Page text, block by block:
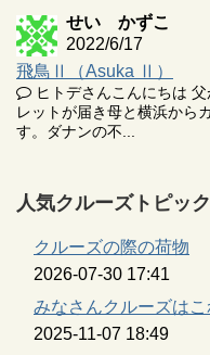
せい かずこ
2022/6/17
飛鳥Ⅱ（Asuka Ⅱ）
ヒトデさんこんにちは
レットが届き母と横浜から
す。ダナンの不...
人気クルーズトピッ
クルーズの際の荷物
2026-07-30 17:41
みなさんクルーズは
2025-11-07 18:49